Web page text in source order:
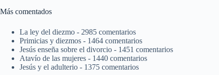
Más comentados
La ley del diezmo - 2985 comentarios
Primicias y diezmos - 1464 comentarios
Jesús enseña sobre el divorcio - 1451 comentarios
Atavío de las mujeres - 1440 comentarios
Jesús y el adulterio - 1375 comentarios